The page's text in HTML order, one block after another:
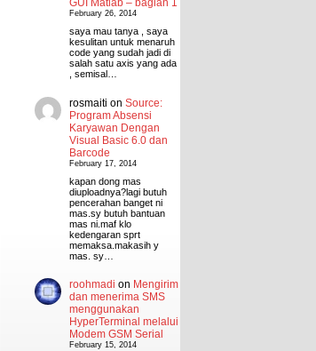
GUI Matlab – bagian 1
February 26, 2014
saya mau tanya , saya
kesulitan untuk menaruh
code yang sudah jadi di
salah satu axis yang ada
, semisal…
rosmaiti on Source:
Program Absensi
Karyawan Dengan
Visual Basic 6.0 dan
Barcode
February 17, 2014
kapan dong mas
diuploadnya?lagi butuh
pencerahan banget ni
mas.sy butuh bantuan
mas ni.maf klo
kedengaran sprt
memaksa.makasih y
mas. sy…
roohmadi on Mengirim
dan menerima SMS
menggunakan
HyperTerminal melalui
Modem GSM Serial
February 15, 2014